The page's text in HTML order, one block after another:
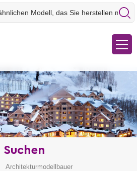
Suchen
Architekturmodellbauer